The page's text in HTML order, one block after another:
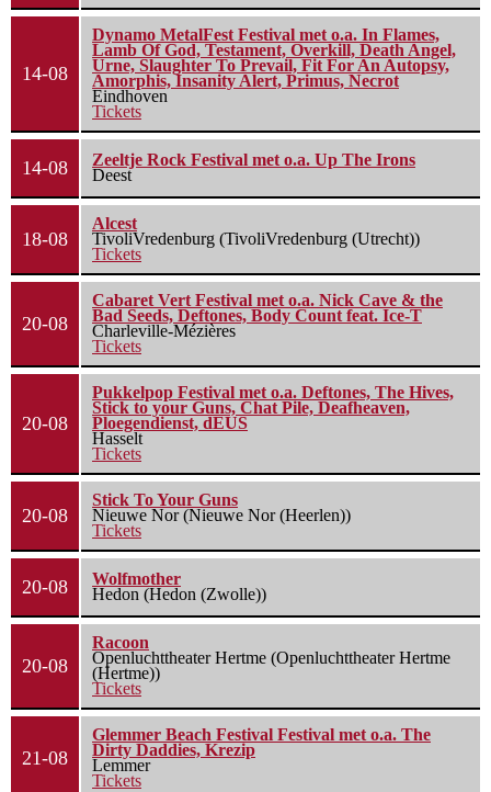
14-08
Dynamo MetalFest Festival met o.a. In Flames,
Lamb Of God, Testament, Overkill, Death Angel,
Urne, Slaughter To Prevail, Fit For An Autopsy,
Amorphis, Insanity Alert, Primus, Necrot
Eindhoven
Tickets
14-08
Zeeltje Rock Festival met o.a. Up The Irons
Deest
18-08
Alcest
TivoliVredenburg (TivoliVredenburg (Utrecht))
Tickets
20-08
Cabaret Vert Festival met o.a. Nick Cave & the
Bad Seeds, Deftones, Body Count feat. Ice-T
Charleville-Mézières
Tickets
20-08
Pukkelpop Festival met o.a. Deftones, The Hives,
Stick to your Guns, Chat Pile, Deafheaven,
Ploegendienst, dEUS
Hasselt
Tickets
20-08
Stick To Your Guns
Nieuwe Nor (Nieuwe Nor (Heerlen))
Tickets
20-08
Wolfmother
Hedon (Hedon (Zwolle))
20-08
Racoon
Openluchttheater Hertme (Openluchttheater Hertme
(Hertme))
Tickets
21-08
Glemmer Beach Festival Festival met o.a. The
Dirty Daddies, Krezip
Lemmer
Tickets